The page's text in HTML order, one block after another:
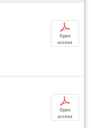
p
Open
access
p
Open
access